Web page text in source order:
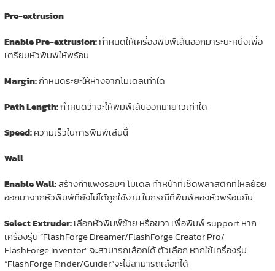
Pre-extrusion
Enable Pre-extrusion:กำหนดให้เครื่องพิมพ์เส้นออกมาระยะหนึ่งเพื่อ
เตรียมหัวพิมพ์ให้พร้อม
Margin:กำหนดระยะให้ห่างจากโมเดลเท่าใด
Path Length:กำหนดว่าจะให้พิมพ์เส้นออกมายาวเท่าใด
Speed:ความเร็วในการพิมพ์เส้นนี้
Wall
Enable Wall:สร้างกำแพงรอบๆ โมเดล ทำหน้าที่เช็ดพลาสติกที่ไหลย้อย
ออกมาจากหัวพิมพ์ที่ยังไม่ได้ถูกใช้งาน ในกรณีที่พิมพ์สองหัวพร้อมกัน
Select Extruder:เลือกหัวพิมพ์ซ้าย หรือขวา เพื่อพิมพ์ support หาก
เครื่องรุ่น “FlashForge Dreamer/FlashForge Creator Pro/
FlashForge Inventor” จะสามารถเลือกได้ ตัวเลือก หากใช้เครื่องรุ่น
“FlashForge Finder/Guider”จะไม่สามารถเลือกได้